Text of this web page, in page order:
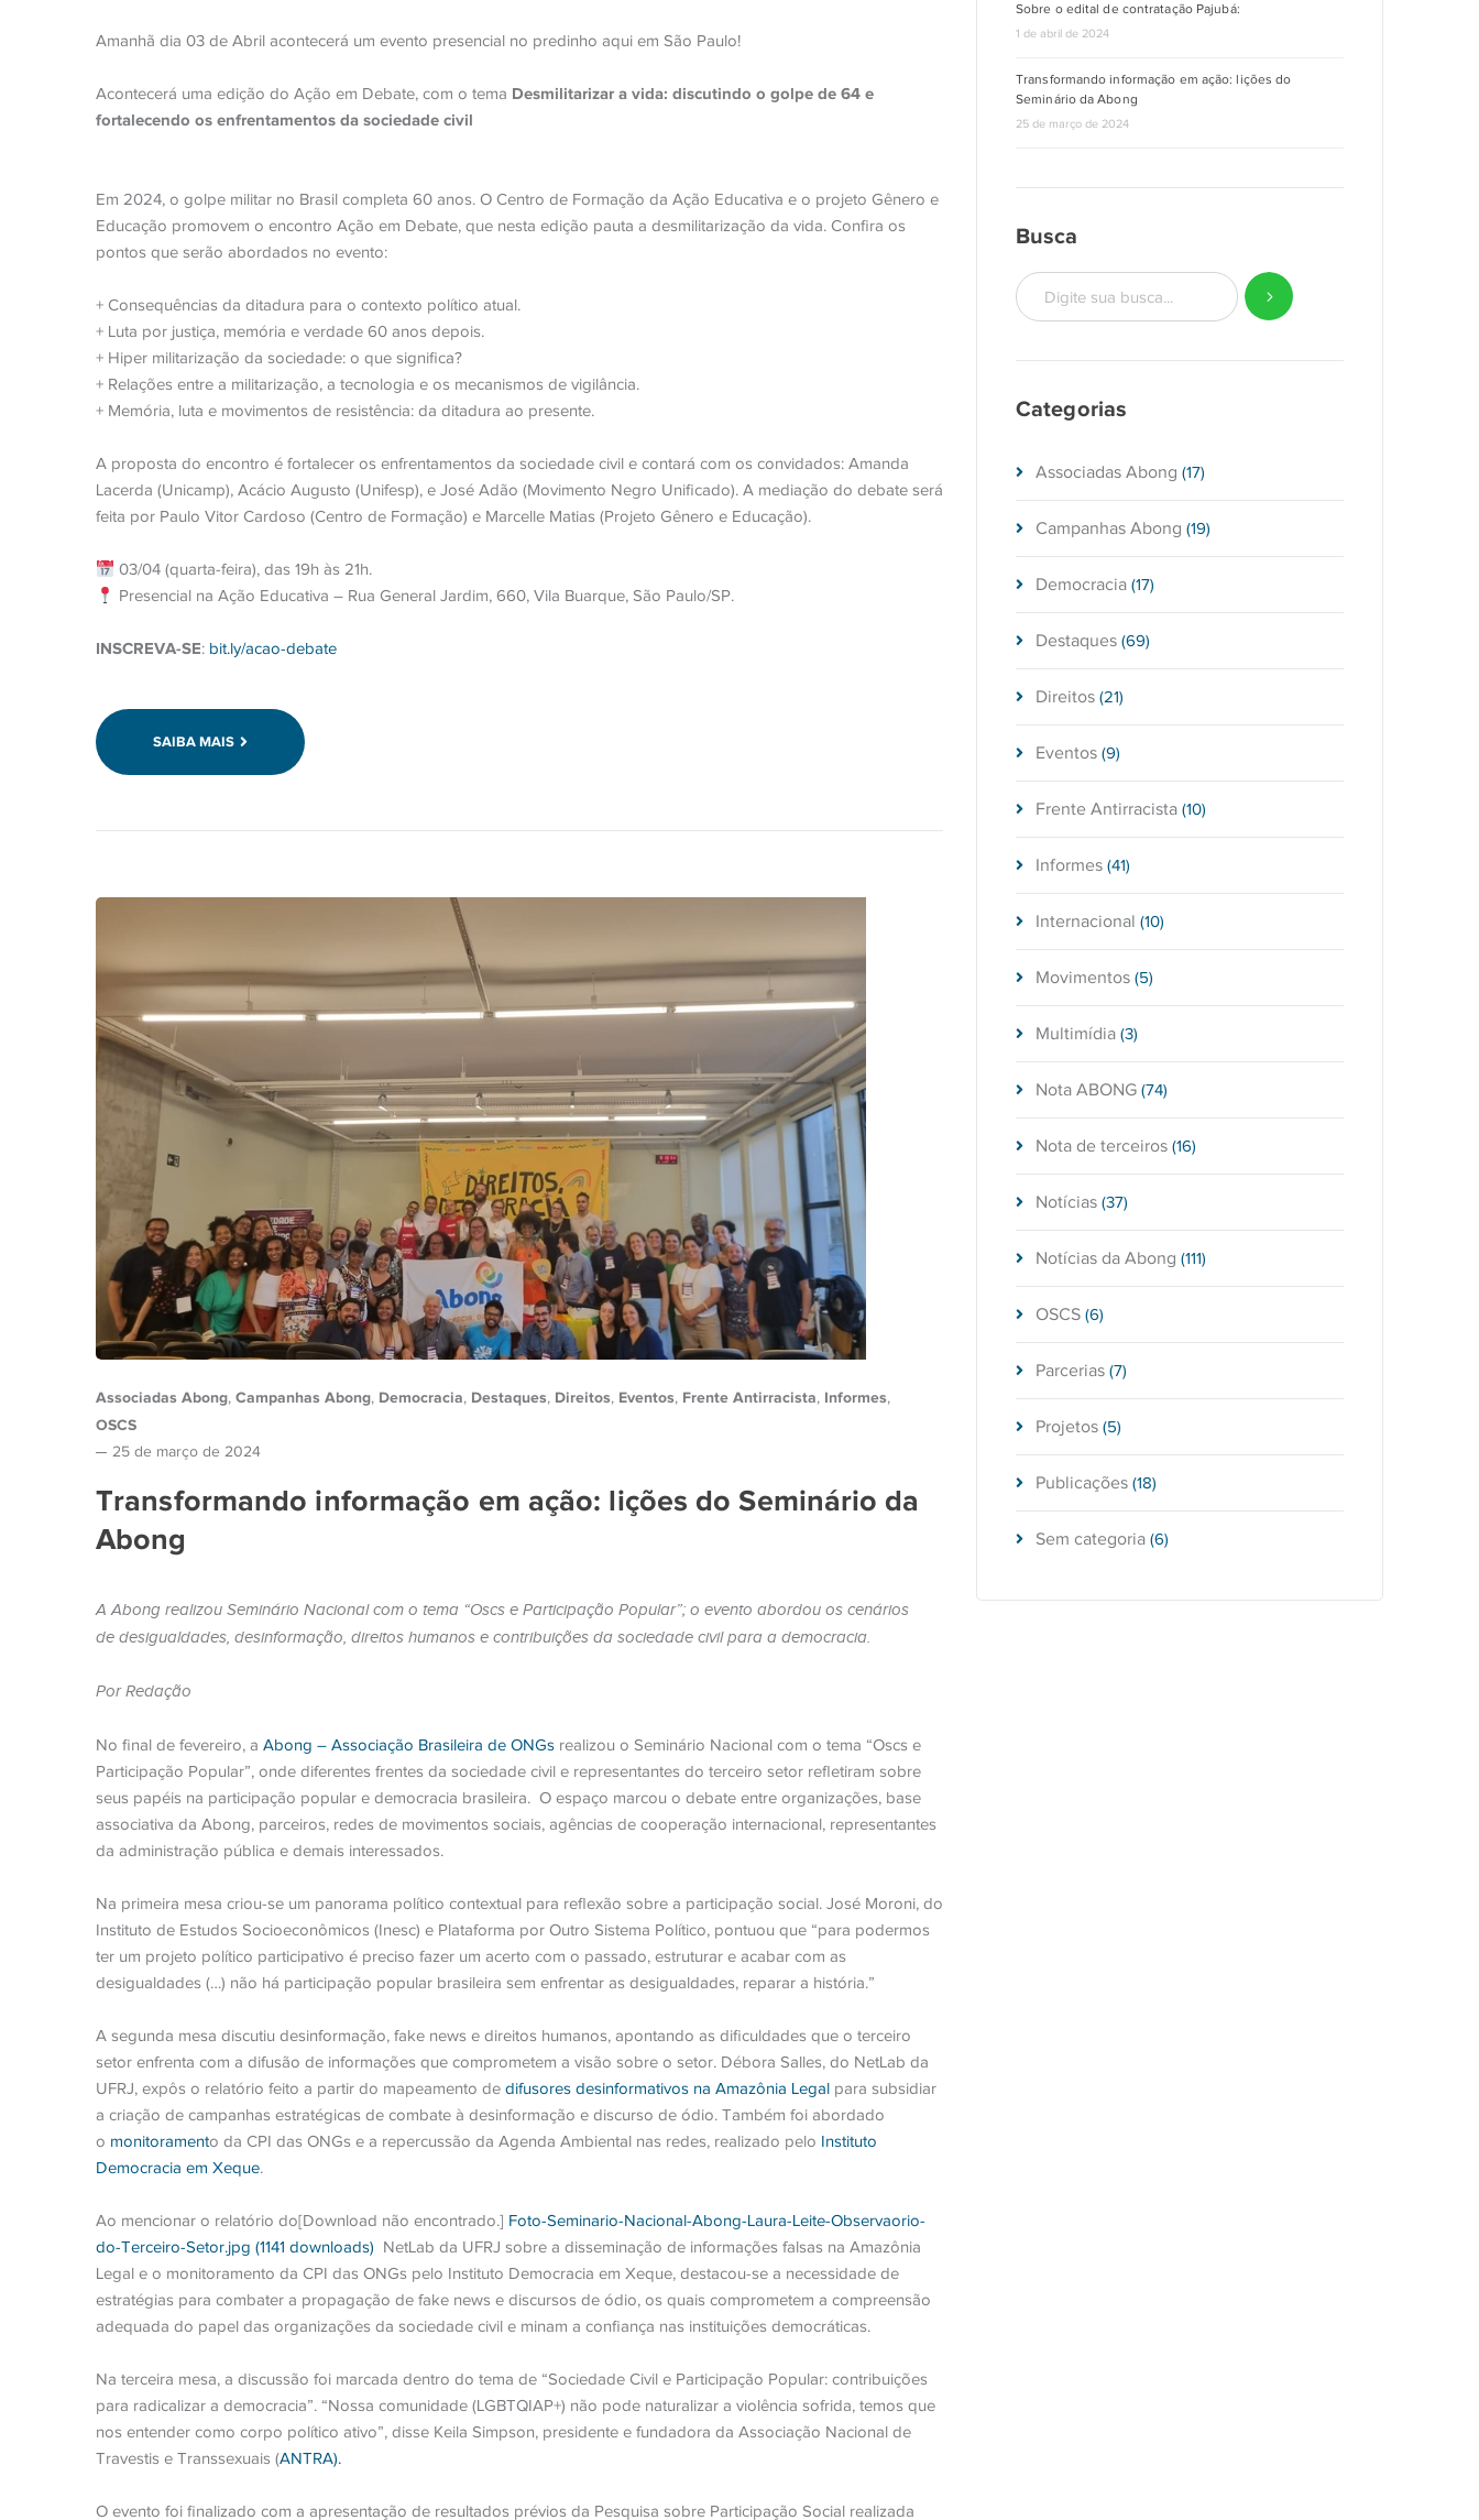
Amanhã dia 03 de Abril acontecerá um evento presencial no predinho aqui em São Paulo!
Acontecerá uma edição do Ação em Debate, com o tema Desmilitarizar a vida: discutindo o golpe de 64 e
fortalecendo os enfrentamentos da sociedade civil
Em 2024, o golpe militar no Brasil completa 60 anos. O Centro de Formação da Ação Educativa e o projeto Gênero e
Educação promovem o encontro Ação em Debate, que nesta edição pauta a desmilitarização da vida. Confira os
pontos que serão abordados no evento:
+ Consequências da ditadura para o contexto político atual.
+ Luta por justiça, memória e verdade 60 anos depois.
+ Hiper militarização da sociedade: o que significa?
+ Relações entre a militarização, a tecnologia e os mecanismos de vigilância.
+ Memória, luta e movimentos de resistência: da ditadura ao presente.
A proposta do encontro é fortalecer os enfrentamentos da sociedade civil e contará com os convidados: Amanda
Lacerda (Unicamp), Acácio Augusto (Unifesp), e José Adão (Movimento Negro Unificado). A mediação do debate será
feita por Paulo Vitor Cardoso (Centro de Formação) e Marcelle Matias (Projeto Gênero e Educação).
03/04 (quarta-feira), das 19h às 21h.
Presencial na Ação Educativa – Rua General Jardim, 660, Vila Buarque, São Paulo/SP.
INSCREVA-SE: bit.ly/acao-debate
SAIBA MAIS
Associadas Abong, Campanhas Abong, Democracia, Destaques, Direitos, Eventos, Frente Antirracista, Informes,
OSCS
25 de março de 2024
Transformando informação em ação: lições do Seminário da
Abong
A Abong realizou Seminário Nacional com o tema “Oscs e Participação Popular”; o evento abordou os cenários
de desigualdades, desinformação, direitos humanos e contribuições da sociedade civil para a democracia.
Por Redação
No final de fevereiro, a Abong – Associação Brasileira de ONGs realizou o Seminário Nacional com o tema “Oscs e
Participação Popular”, onde diferentes frentes da sociedade civil e representantes do terceiro setor refletiram sobre
seus papéis na participação popular e democracia brasileira. O espaço marcou o debate entre organizações, base
associativa da Abong, parceiros, redes de movimentos sociais, agências de cooperação internacional, representantes
da administração pública e demais interessados.
Na primeira mesa criou-se um panorama político contextual para reflexão sobre a participação social. José Moroni, do
Instituto de Estudos Socioeconômicos (Inesc) e Plataforma por Outro Sistema Político, pontuou que “para podermos
ter um projeto político participativo é preciso fazer um acerto com o passado, estruturar e acabar com as
desigualdades (…) não há participação popular brasileira sem enfrentar as desigualdades, reparar a história.”
A segunda mesa discutiu desinformação, fake news e direitos humanos, apontando as dificuldades que o terceiro
setor enfrenta com a difusão de informações que comprometem a visão sobre o setor. Débora Salles, do NetLab da
UFRJ, expôs o relatório feito a partir do mapeamento de difusores desinformativos na Amazônia Legal para subsidiar
a criação de campanhas estratégicas de combate à desinformação e discurso de ódio. Também foi abordado
o monitoramento da CPI das ONGs e a repercussão da Agenda Ambiental nas redes, realizado pelo Instituto
Democracia em Xeque.
Ao mencionar o relatório do[Download não encontrado.] Foto-Seminario-Nacional-Abong-Laura-Leite-Observaorio-
do-Terceiro-Setor.jpg (1141 downloads)
NetLab da UFRJ sobre a disseminação de informações falsas na Amazônia
Legal e o monitoramento da CPI das ONGs pelo Instituto Democracia em Xeque, destacou-se a necessidade de
estratégias para combater a propagação de fake news e discursos de ódio, os quais comprometem a compreensão
adequada do papel das organizações da sociedade civil e minam a confiança nas instituições democráticas.
Na terceira mesa, a discussão foi marcada dentro do tema de “Sociedade Civil e Participação Popular: contribuições
para radicalizar a democracia”. “Nossa comunidade (LGBTQIAP+) não pode naturalizar a violência sofrida, temos que
nos entender como corpo político ativo”, disse Keila Simpson, presidente e fundadora da Associação Nacional de
Travestis e Transsexuais (ANTRA).
O evento foi finalizado com a apresentação de resultados prévios da Pesquisa sobre Participação Social realizada
Sobre o edital de contratação Pajubá:
1 de abril de 2024
Transformando informação em ação: lições do
Seminário da Abong
25 de março de 2024
Busca
Categorias
Associadas Abong (17)
Campanhas Abong (19)
Democracia (17)
Destaques (69)
Direitos (21)
Eventos (9)
Frente Antirracista (10)
Informes (41)
Internacional (10)
Movimentos (5)
Multimídia (3)
Nota ABONG (74)
Nota de terceiros (16)
Notícias (37)
Notícias da Abong (111)
OSCS (6)
Parcerias (7)
Projetos (5)
Publicações (18)
Sem categoria (6)